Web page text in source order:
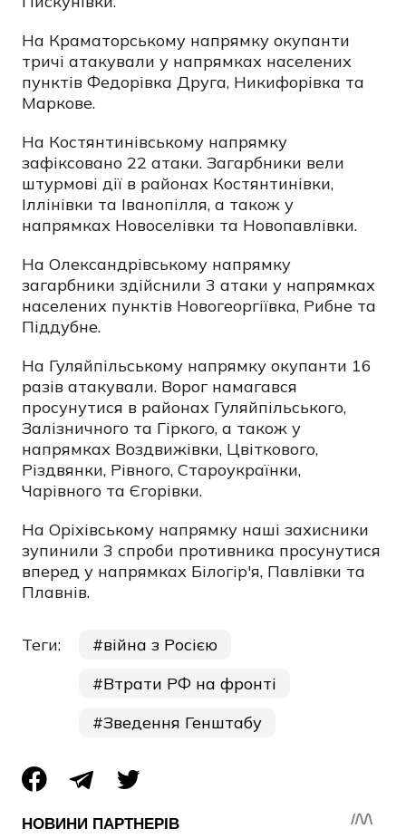
На Краматорському напрямку окупанти
тричі атакували у напрямках населених
пунктів Федорівка Друга, Никифорівка та
Маркове.
На Костянтинівському напрямку
зафіксовано 22 атаки. Загарбники вели
штурмові дії в районах Костянтинівки,
Іллінівки та Іванопілля, а також у
напрямках Новоселівки та Новопавлівки.
На Олександрівському напрямку
загарбники здійснили 3 атаки у напрямках
населених пунктів Новогеоргіївка, Рибне та
Піддубне.
На Гуляйпільському напрямку окупанти 16
разів атакували. Ворог намагався
просунутися в районах Гуляйпільського,
Залізничного та Гіркого, а також у
напрямках Воздвижівки, Цвіткового,
Різдвянки, Рівного, Староукраїнки,
Чарівного та Єгорівки.
На Оріхівському напрямку наші захисники
зупинили 3 спроби противника просунутися
вперед у напрямках Білогір'я, Павлівки та
Плавнів.
Теги:
війна з Росією
Втрати РФ на фронті
Зведення Генштабу